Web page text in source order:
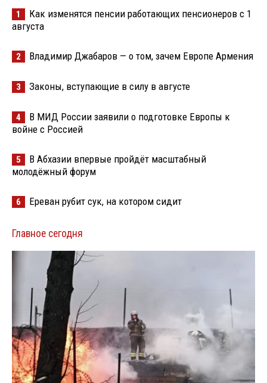
1
Как изменятся пенсии работающих пенсионеров с 1
августа
2 Владимир Джабаров — о том, зачем Европе Армения
3 Законы, вступающие в силу в августе
4
В МИД России заявили о подготовке Европы к
войне с Россией
5
В Абхазии впервые пройдёт масштабный
молодёжный форум
6 Ереван рубит сук, на котором сидит
Главное сегодня